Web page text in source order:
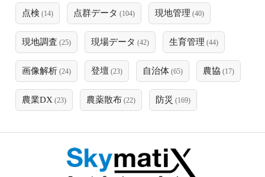
点検 (14) 点群データ (104) 現地管理 (40)
現地調査 (25) 現場データ (42) 生育管理 (44)
画像解析 (24) 登壇 (23) 自治体 (65) 農協 (17)
農業DX (23) 農薬散布 (22) 防災 (169)